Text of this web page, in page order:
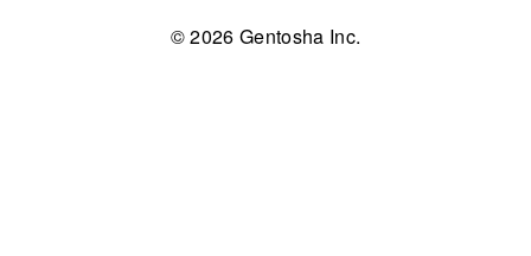
© 2026 Gentosha Inc.